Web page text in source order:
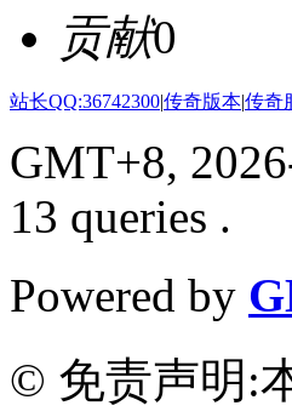
贡献0
站长QQ:36742300|传奇版本|传奇
GMT+8,
13 queries .
Powered by
© 免责声明: